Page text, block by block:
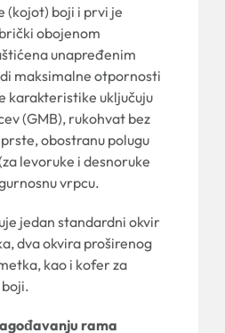
(kojot) boji i prvi je
obojenom
unapređenim
maksimalne otpornosti
karakteristike uključuju
(GMB), rukohvat bez
obostranu polugu
levoruke i desnoruke
vrpcu.
jedan standardni okvir
dva okvira proširenog
kao i kofer za
rama